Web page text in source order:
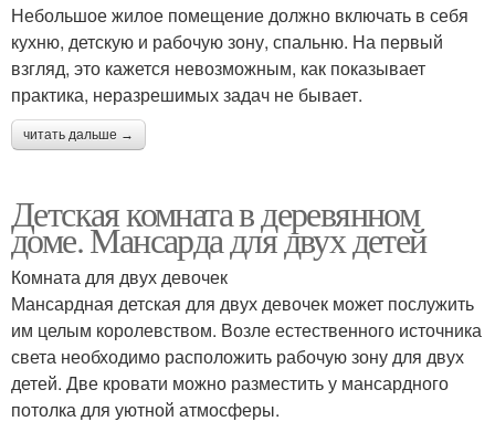
Небольшое жилое помещение должно включать в себя
кухню, детскую и рабочую зону, спальню. На первый
взгляд, это кажется невозможным, как показывает
практика, неразрешимых задач не бывает.
читать дальше →
Детская комната в деревянном
доме. Мансарда для двух детей
Комната для двух девочек
Мансардная детская для двух девочек может послужить
им целым королевством. Возле естественного источника
света необходимо расположить рабочую зону для двух
детей. Две кровати можно разместить у мансардного
потолка для уютной атмосферы.